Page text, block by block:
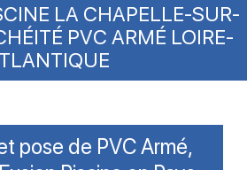
LA CHAPELLE-SUR-
PVC ARMÉ LOIRE-
pose de PVC Armé,